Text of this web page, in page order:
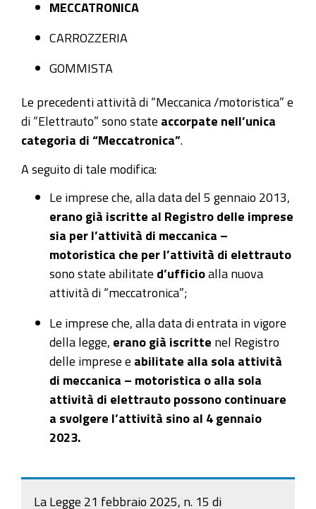
MECCATRONICA
CARROZZERIA
GOMMISTA
Le precedenti attività di “Meccanica /motoristica” e
di “Elettrauto” sono state accorpate nell’unica
categoria di “Meccatronica”
A seguito di tale modifica:
Le imprese che, alla data del 5 gennaio 2013,
erano già iscritte al Registro delle imprese
sia per l’attività di meccanica –
motoristica che per l’attività di elettrauto
sono state abilitate d’ufficio alla nuova
attività di “meccatronica”;
Le imprese che, alla data di entrata in vigore
della legge, erano già iscritte nel Registro
delle imprese e abilitate alla sola attività
di meccanica – motoristica o alla sola
attività di elettrauto possono continuare
a svolgere l’attività sino al 4 gennaio
2023.
La Legge 21 febbraio 2025, n. 15 di